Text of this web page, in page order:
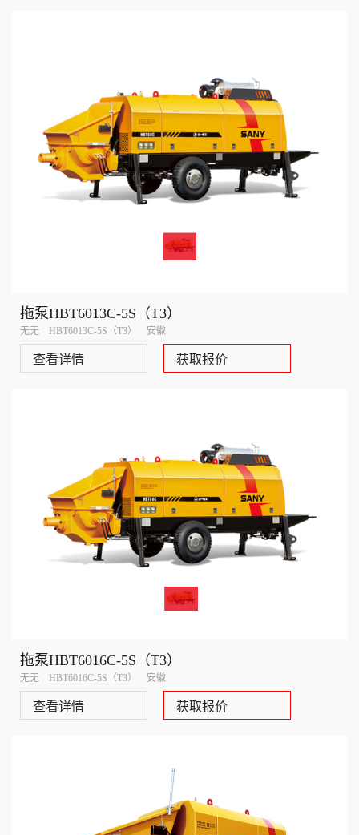
拖泵HBT6013C-5S（T3）
无无 HBT6013C-5S（T3） 安徽
查看详情 获取报价
拖泵HBT6016C-5S（T3）
无无 HBT6016C-5S（T3） 安徽
查看详情 获取报价